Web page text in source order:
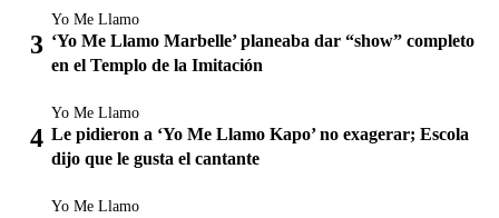
Yo Me Llamo
‘Yo Me Llamo Marbelle’ planeaba dar “show” completo
en el Templo de la Imitación
Yo Me Llamo
Le pidieron a ‘Yo Me Llamo Kapo’ no exagerar; Escola
dijo que le gusta el cantante
Yo Me Llamo